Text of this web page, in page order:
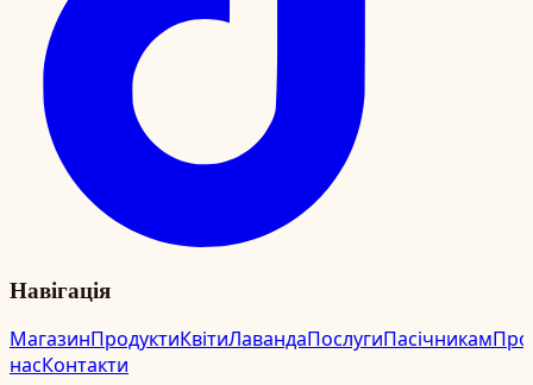
Навігація
МагазинПродуктиКвітиЛавандаПослугиПасічникамПро
насКонтакти